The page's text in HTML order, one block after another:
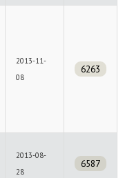
2013-11-
08
6263
2013-08-
28
6587